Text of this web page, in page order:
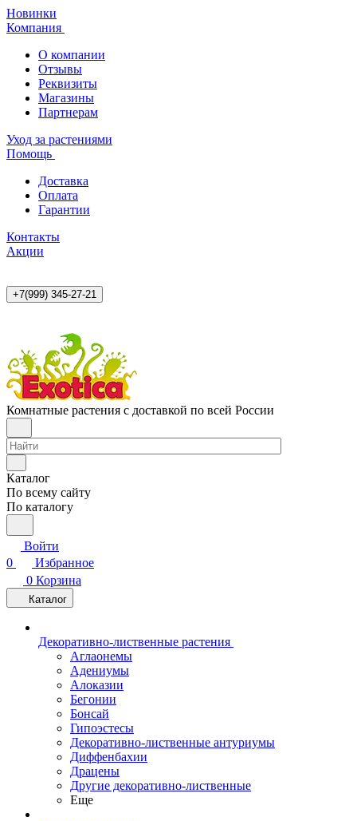
Новинки
Компания
О компании
Отзывы
Реквизиты
Магазины
Партнерам
Уход за растениями
Помощь
Доставка
Оплата
Гарантии
Контакты
Акции
+7(999) 345-27-21
Комнатные растения с доставкой по всей России
Каталог
По всему сайту
По каталогу
Войти
0
Избранное
0 Корзина
Каталог
Декоративно-лиственные растения
Аглаонемы
Адениумы
Алоказии
Бегонии
Бонсай
Гипоэстесы
Декоративно-лиственные антуриумы
Диффенбахии
Драцены
Другие декоративно-лиственные
Еще